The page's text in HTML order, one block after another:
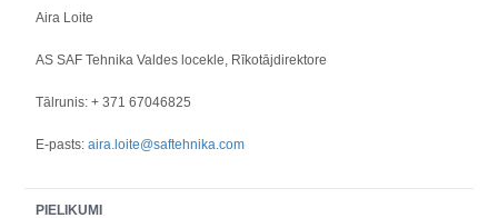
Aira Loite
AS SAF Tehnika Valdes locekle, Rīkotājdirektore
Tālrunis: + 371 67046825
E-pasts: aira.loite@saftehnika.com
PIELIKUMI